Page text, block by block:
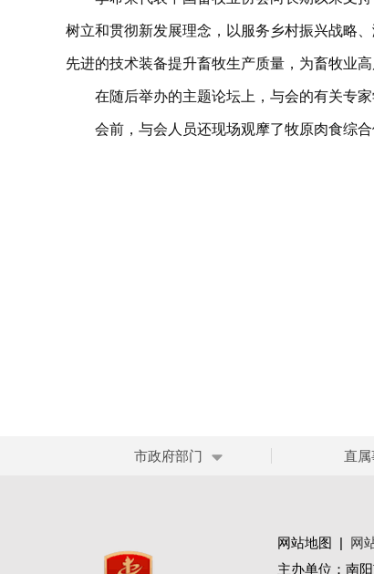
树立和贯彻新发展理念，以服务乡村振兴战略
先进的技术装备提升畜牧生产质量，为畜牧业高
在随后举办的主题论坛上，与会的有关专
会前，与会人员还现场观摩了牧原肉食综
市政府部门 直属
网站地图 | 网
主办单位：南